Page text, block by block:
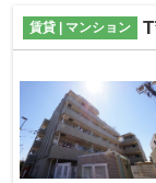
賃貸 | マンション